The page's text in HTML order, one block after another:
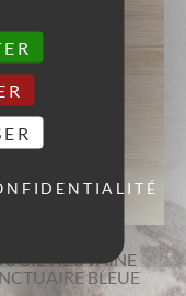
NEUVAINE
BLEUE